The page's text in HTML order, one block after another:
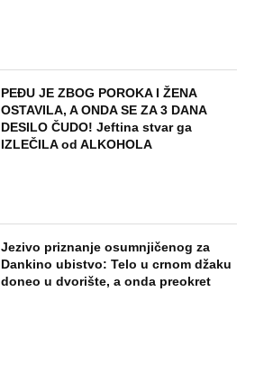
PEĐU JE ZBOG POROKA I ŽENA
OSTAVILA, A ONDA SE ZA 3 DANA
DESILO ČUDO! Jeftina stvar ga
IZLEČILA od ALKOHOLA
Jezivo priznanje osumnjičenog za
Dankino ubistvo: Telo u crnom džaku
doneo u dvorište, a onda preokret